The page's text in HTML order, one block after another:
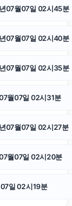
사변호사
보호소
전문변호사
07월07일 02시45분
07월07일 02시40분
07월07일 02시35분
월07일 02시31분
07월07일 02시27분
월07일 02시20분
일 02시19분